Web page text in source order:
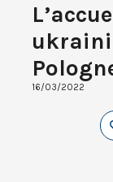
16/03/2022